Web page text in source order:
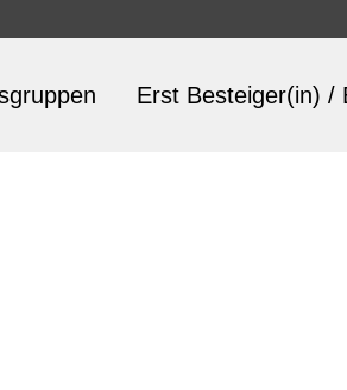
Erst Besteiger(in) /